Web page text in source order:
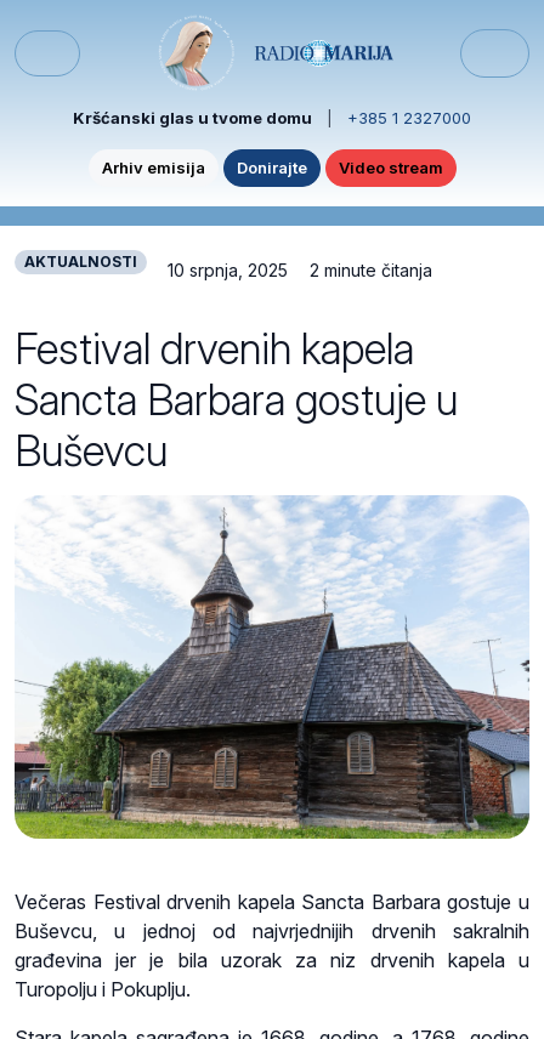
Menu
Kršćanski glas u tvome domu +385 1 2327000
Arhiv emisija Donirajte Video stream
AKTUALNOSTI 10 srpnja, 2025 2 minute čitanja
Festival drvenih kapela
Sancta Barbara gostuje u
Buševcu
Večeras Festival drvenih kapela Sancta Barbara gostuje u
Buševcu, u jednoj od najvrjednijih drvenih sakralnih
građevina jer je bila uzorak za niz drvenih kapela u
Turopolju i Pokuplju.